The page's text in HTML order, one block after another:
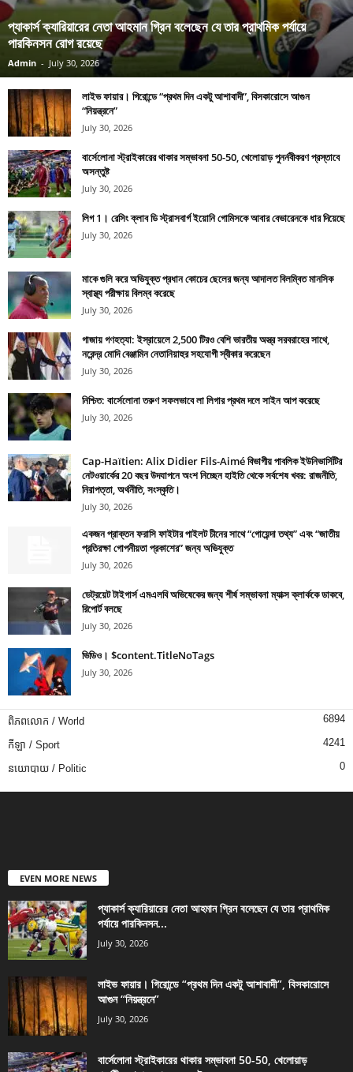
প্যাকার্স ক্যারিয়ারের নেতা আহমান গ্রিন বলেছেন যে তার প্রাথমিক পর্যায়ে
পারকিনসন রোগ রয়েছে
Admin - July 30, 2026
লাইভ ফায়ার। গিরোন্ডে “প্রথম দিন একটু আশাবাদী”, বিসকারোসে আগুন
“নিয়ন্ত্রনে”
July 30, 2026
বার্সেলোনা স্ট্রাইকারের থাকার সম্ভাবনা 50-50, খেলোয়াড় পুনর্নবীকরণ প্রস্তাবে
অসন্তুষ্ট
July 30, 2026
লিগ 1। রেসিং ক্লাব ডি স্ট্রাসবার্গ ইয়োনি গোমিসকে আবার বেভারেনকে ধার দিয়েছে
July 30, 2026
মাকে গুলি করে অভিযুক্ত প্রধান কোচের ছেলের জন্য আদালত বিলম্বিত মানসিক
স্বাস্থ্য পরীক্ষায় বিলম্ব করেছে
July 30, 2026
গাজায় গণহত্যা: ইস্রায়েলে 2,500 টিরও বেশি ভারতীয় অস্ত্র সরবরাহের সাথে,
নরেন্দ্র মোদি বেঞ্জামিন নেতানিয়াহুর সহযোগী স্বীকার করেছেন
July 30, 2026
নিশ্চিত: বার্সেলোনা তরুণ সফলভাবে লা লিগার প্রথম দলে সাইন আপ করেছে
July 30, 2026
Cap-Haïtien: Alix Didier Fils-Aimé বিভাগীয় পাবলিক ইউনিভার্সিটির
নেটওয়ার্কের 20 বছর উদযাপনে অংশ নিচ্ছেন হাইতি থেকে সর্বশেষ খবর: রাজনীতি,
নিরাপত্তা, অর্থনীতি, সংস্কৃতি।
July 30, 2026
একজন প্রাক্তন ফরাসি ফাইটার পাইলট চীনের সাথে “গোয়েন্দা তথ্য” এবং “জাতীয়
প্রতিরক্ষা গোপনীয়তা প্রকাশের” জন্য অভিযুক্ত
July 30, 2026
ডেট্রয়েট টাইগার্স এমএলবি অভিষেকের জন্য শীর্ষ সম্ভাবনা ম্যাক্স ক্লার্ককে ডাকবে,
রিপোর্ট বলছে
July 30, 2026
ভিডিও। $content.TitleNoTags
July 30, 2026
ពិភពលោក / World 6894
កីឡា / Sport 4241
នយោបាយ / Politic 0
EVEN MORE NEWS
প্যাকার্স ক্যারিয়ারের নেতা আহমান গ্রিন বলেছেন যে তার প্রাথমিক
পর্যায়ে পারকিনসন...
July 30, 2026
লাইভ ফায়ার। গিরোন্ডে “প্রথম দিন একটু আশাবাদী”, বিসকারোসে
আগুন “নিয়ন্ত্রনে”
July 30, 2026
বার্সেলোনা স্ট্রাইকারের থাকার সম্ভাবনা 50-50, খেলোয়াড়